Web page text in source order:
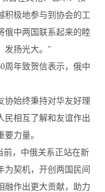
积极地参与到协会的工
俄中两国联系起来的睦
发扬光大。"
年致贺信表示，俄中
始终秉持对华友好理
民相互了解和友谊作出
力量。
，中俄关系正站在新
为契机，开创两国民间
融作出更大贡献，助力